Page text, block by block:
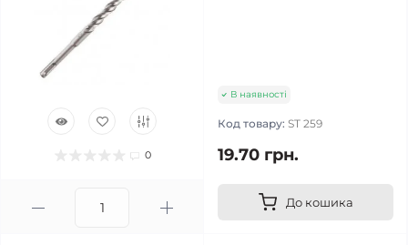
0
В наявності
Код товару: ST 259
19.70 грн.
До кошика